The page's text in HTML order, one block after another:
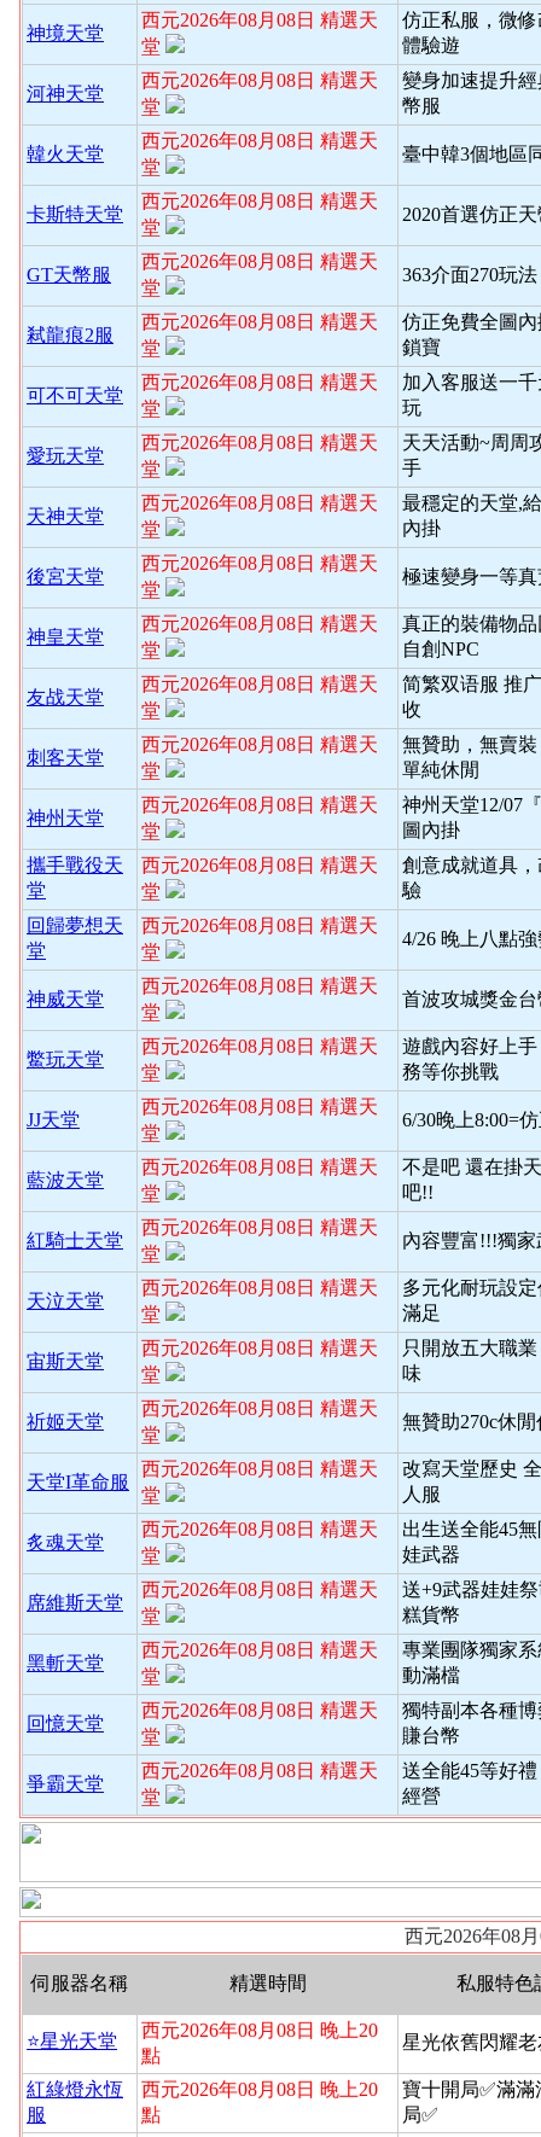
神境天堂
西元2026年08月08日 精選天
堂
仿正私服，微
體驗遊
河神天堂
西元2026年08月08日 精選天
堂
變身加速提升
幣服
韓火天堂
西元2026年08月08日 精選天
堂
臺中韓3個地區
卡斯特天堂
西元2026年08月08日 精選天
堂
2020首選仿正
GT天幣服
西元2026年08月08日 精選天
堂
363介面270玩
弒龍痕2服
西元2026年08月08日 精選天
堂
仿正免費全圖
鎖寶
可不可天堂
西元2026年08月08日 精選天
堂
加入客服送一
玩
愛玩天堂
西元2026年08月08日 精選天
堂
天天活動~周周
手
天神天堂
西元2026年08月08日 精選天
堂
最穩定的天堂,
內掛
後宮天堂
西元2026年08月08日 精選天
堂
極速變身一等
神皇天堂
西元2026年08月08日 精選天
堂
真正的裝備物
自創NPC
友战天堂
西元2026年08月08日 精選天
堂
简繁双语服 推
收
刺客天堂
西元2026年08月08日 精選天
堂
無贊助，無賣
單純休閒
神州天堂
西元2026年08月08日 精選天
堂
神州天堂12/07
圖內掛
攜手戰役天
堂
西元2026年08月08日 精選天
堂
創意成就道具
驗
回歸夢想天
堂
西元2026年08月08日 精選天
堂
4/26 晚上八點
神威天堂
西元2026年08月08日 精選天
堂
首波攻城獎金台
鱉玩天堂
西元2026年08月08日 精選天
堂
遊戲內容好上
務等你挑戰
JJ天堂
西元2026年08月08日 精選天
堂
6/30晚上8:00=
藍波天堂
西元2026年08月08日 精選天
堂
不是吧 還在掛
吧!!
紅騎士天堂
西元2026年08月08日 精選天
堂
內容豐富!!!獨
天泣天堂
西元2026年08月08日 精選天
堂
多元化耐玩設
滿足
宙斯天堂
西元2026年08月08日 精選天
堂
只開放五大職
味
祈姬天堂
西元2026年08月08日 精選天
堂
無贊助270c休閒
天堂I革命服
西元2026年08月08日 精選天
堂
改寫天堂歷史
人服
炙魂天堂
西元2026年08月08日 精選天
堂
出生送全能45
娃武器
席維斯天堂
西元2026年08月08日 精選天
堂
送+9武器娃娃
糕貨幣
黑斬天堂
西元2026年08月08日 精選天
堂
專業團隊獨家
動滿檔
回憶天堂
西元2026年08月08日 精選天
堂
獨特副本各種
賺台幣
爭霸天堂
西元2026年08月08日 精選天
堂
送全能45等好
經營
西元2026年08
伺服器名稱 精選時間 私服特色
⭐️星光天堂
西元2026年08月08日 晚上20
點
星光依舊閃耀
紅綠燈永恆
服
西元2026年08月08日 晚上20
點
寶十開局✅滿滿
局✅